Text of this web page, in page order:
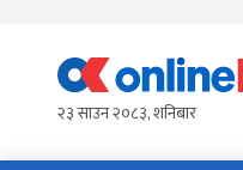
content२३ साउन २०८३, शनिबार